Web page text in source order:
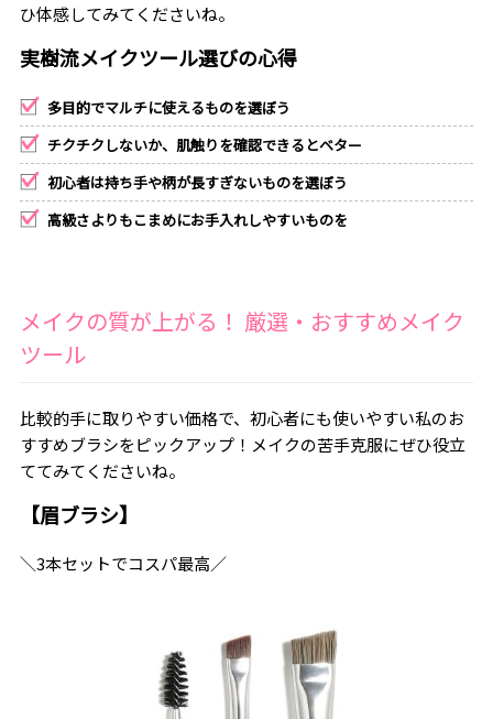
ひ体感してみてくださいね。
実樹流メイクツール選びの心得
多目的でマルチに使えるものを選ぼう
チクチクしないか、肌触りを確認できるとベター
初心者は持ち手や柄が長すぎないものを選ぼう
高級さよりもこまめにお手入れしやすいものを
メイクの質が上がる！ 厳選・おすすめメイク
ツール
比較的手に取りやすい価格で、初心者にも使いやすい私のお
すすめブラシをピックアップ！メイクの苦手克服にぜひ役立
ててみてくださいね。
【眉ブラシ】
＼3本セットでコスパ最高／